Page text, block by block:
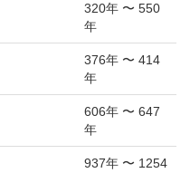
320年 〜 550
年
376年 〜 414
年
606年 〜 647
年
937年 〜 1254